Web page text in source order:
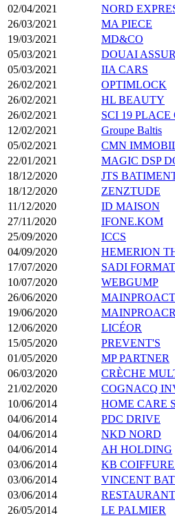
02/04/2021
NORD
26/03/2021
MA PIECE
19/03/2021
MD&CO
05/03/2021
DOUAI
05/03/2021
IIA CARS
26/02/2021
OPTIMLOCK
26/02/2021
HL BEAUTY
26/02/2021
SCI 19
12/02/2021
Groupe Baltis
05/02/2021
CMN
22/01/2021
MAGIC DSP
18/12/2020
JTS
18/12/2020
ZENZTUDE
11/12/2020
ID MAISON
27/11/2020
IFONE.KOM
25/09/2020
ICCS
04/09/2020
HEMERION
17/07/2020
SADI
10/07/2020
WEBGUMP
26/06/2020
19/06/2020
12/06/2020
LICÉOR
15/05/2020
PREVENT'S
01/05/2020
MP PARTNER
06/03/2020
CRÈCHE
21/02/2020
COGNACQ
10/06/2014
HOME CARE
04/06/2014
PDC DRIVE
04/06/2014
NKD NORD
04/06/2014
AH HOLDING
03/06/2014
KB
03/06/2014
VINCENT
03/06/2014
26/05/2014
LE PALMIER